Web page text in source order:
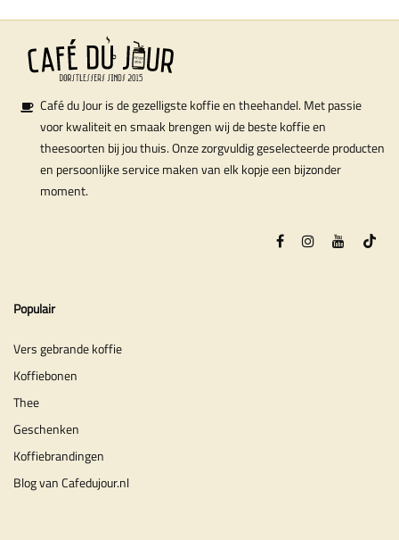
Café du Jour is de gezelligste koffie en theehandel. Met passie
voor kwaliteit en smaak brengen wij de beste koffie en
theesoorten bij jou thuis. Onze zorgvuldig geselecteerde producten
en persoonlijke service maken van elk kopje een bijzonder
moment.
Populair
Vers gebrande koffie
Koffiebonen
Thee
Geschenken
Koffiebrandingen
Blog van Cafedujour.nl